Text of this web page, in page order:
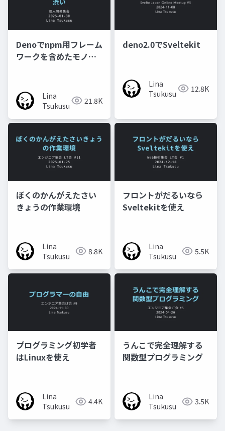
Denoでnpm用フレーム
ワークを含めたモノレ
Lina
Tsukusu
21.8K
deno2.0でSveltekit
Lina
Tsukusu
12.8K
ぼくのかんがえたさい
きょうの作業環境
Lina
Tsukusu
8.8K
フロントがだるいなら
Sveltekitを使え
Lina
Tsukusu
5.5K
プログラミング初学者
はLinuxを使え
Lina
Tsukusu
4.4K
うんこで完全理解する
関数型プログラミング
Lina
Tsukusu
3.5K